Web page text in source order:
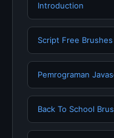
Introduction
Script Free Brushes
Pemrograman
Back To School